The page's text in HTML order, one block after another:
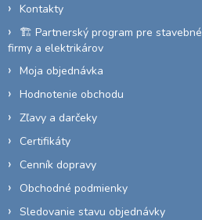
Kontakty
🏗️ Partnerský program pre stavebné
firmy a elektrikárov
Moja objednávka
Hodnotenie obchodu
Zľavy a darčeky
Certifikáty
Cenník dopravy
Obchodné podmienky
Sledovanie stavu objednávky